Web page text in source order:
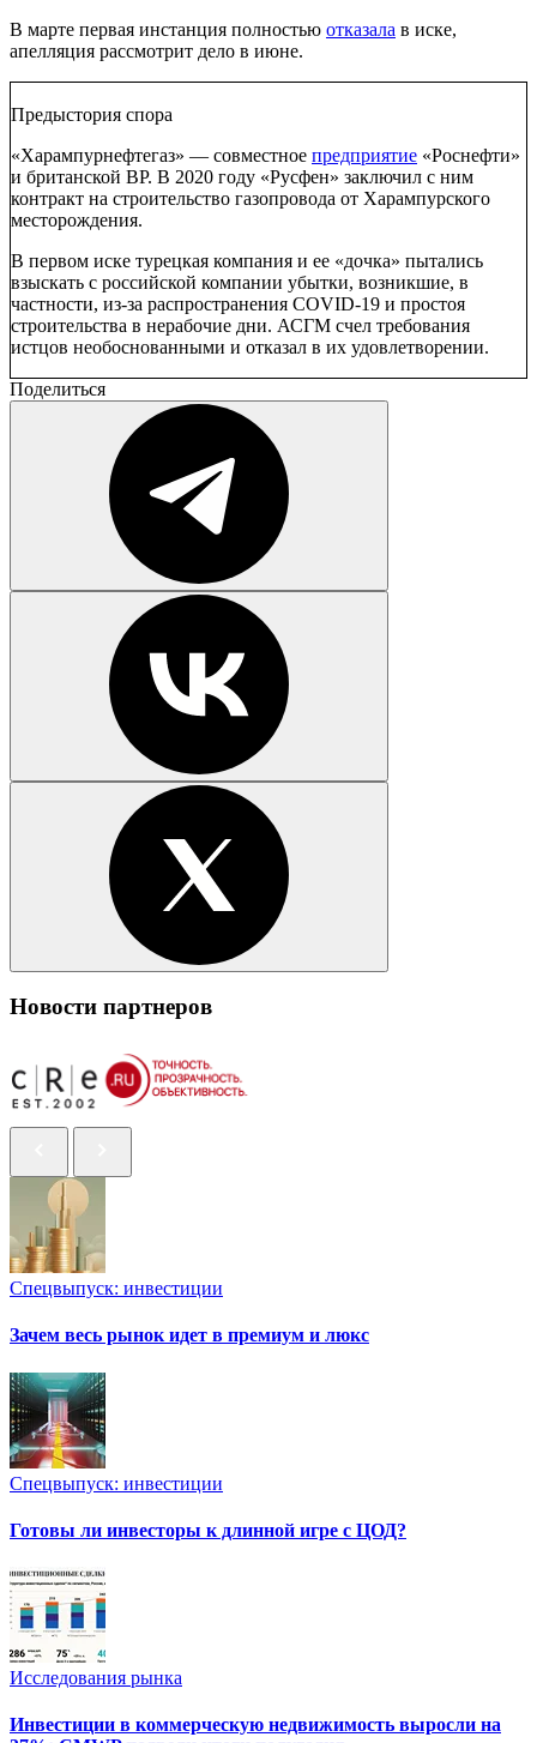
В марте первая инстанция полностью отказала в иске,
апелляция рассмотрит дело в июне.
Предыстория спора
«Харампурнефтегаз» — совместное предприятие «Роснефти»
и британской BP. В 2020 году «Русфен» заключил с ним
контракт на строительство газопровода от Харампурского
месторождения.
В первом иске турецкая компания и ее «дочка» пытались
взыскать с российской компании убытки, возникшие, в
частности, из-за распространения COVID-19 и простоя
строительства в нерабочие дни. АСГМ счел требования
истцов необоснованными и отказал в их удовлетворении.
Поделиться
Новости партнеров
Спецвыпуск: инвестиции
Зачем весь рынок идет в премиум и люкс
Спецвыпуск: инвестиции
Готовы ли инвесторы к длинной игре с ЦОД?
Исследования рынка
Инвестиции в коммерческую недвижимость выросли на